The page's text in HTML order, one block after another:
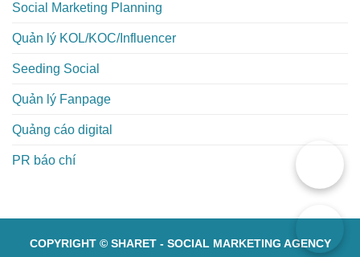
Social Marketing Planning
Quản lý KOL/KOC/Influencer
Seeding Social
Quản lý Fanpage
Quảng cáo digital
PR báo chí
COPYRIGHT © SHARET - SOCIAL MARKETING AGENCY